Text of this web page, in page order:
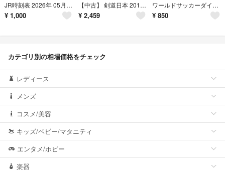
JR時刻表 2026年 05月号 [雑誌]
¥ 1,000
【中古】 剣道日本 2017年 09月号
¥ 2,459
ワールドサッカーダイジェスト増刊 北中米ワールドカップ 出場48か国 選手名鑑付き 戦術&キープレーヤー 完全ガイ 2026年 6
¥ 850
カテゴリ別の相場価格をチェック
レディース
メンズ
コスメ/美容
キッズ/ベビー/マタニティ
エンタメ/ホビー
楽器